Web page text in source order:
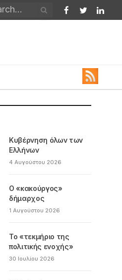
Facebook
Twitter
Κυβέρνηση όλων των
Ελλήνων
4 Αυγούστου 2026
Ο «κακούργος»
δήμαρχος
1 Αυγούστου 2026
Το «τεκμήριο της
πολιτικής ενοχής»
30 Ιουλίου 2026